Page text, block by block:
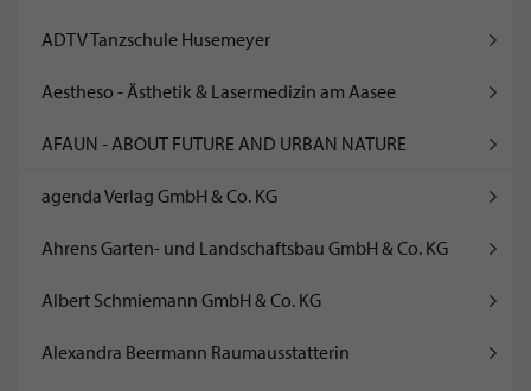
ADTV Tanzschule Husemeyer
Aestheso - Ästhetik & Lasermedizin am Aasee
AFAUN - ABOUT FUTURE AND URBAN NATURE
agenda Verlag GmbH & Co. KG
Ahrens Garten- und Landschaftsbau GmbH & Co. KG
Albert Schmiemann GmbH & Co. KG
Alexandra Beermann Raumausstatterin